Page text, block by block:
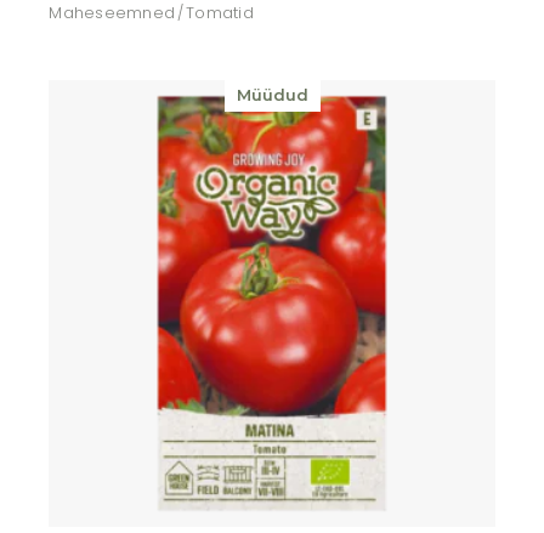
Maheseemned Tomatid
Müüdud